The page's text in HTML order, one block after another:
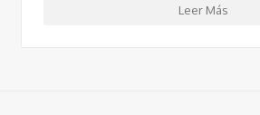
Leer Más